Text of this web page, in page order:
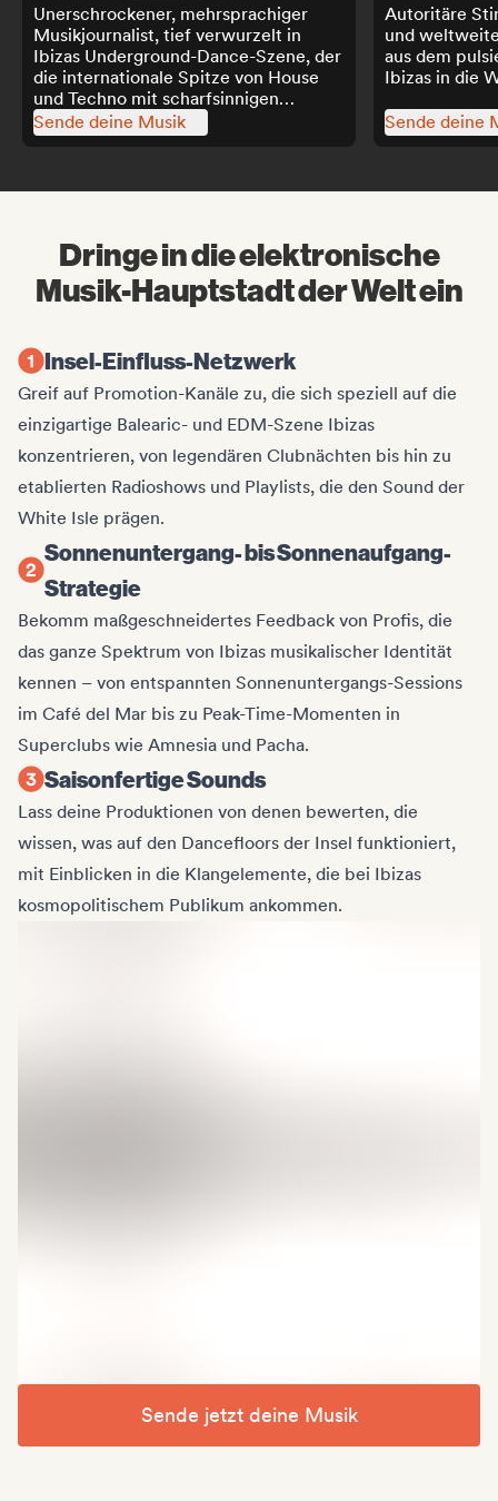
Unerschrockener, mehrsprachiger
Musikjournalist, tief verwurzelt in
Ibizas Underground-Dance-Szene, der
die internationale Spitze von House
und Techno mit scharfsinnigen
Reviews, Premieren und Radioshows
beleuchtet.
Sende deine Musik
Autoritäre
und
aus dem
Ibizas in die
Sende deine
Dringe in die elektronische
Musik-Hauptstadt der Welt ein
Insel-Einfluss-Netzwerk
Greif auf Promotion-Kanäle zu, die sich speziell auf die
einzigartige Balearic- und EDM-Szene Ibizas
konzentrieren, von legendären Clubnächten bis hin zu
etablierten Radioshows und Playlists, die den Sound der
White Isle prägen.
Sonnenuntergang- bis Sonnenaufgang-
Strategie
Bekomm maßgeschneidertes Feedback von Profis, die
das ganze Spektrum von Ibizas musikalischer Identität
kennen – von entspannten Sonnenuntergangs-Sessions
im Café del Mar bis zu Peak-Time-Momenten in
Superclubs wie Amnesia und Pacha.
Saisonfertige Sounds
Lass deine Produktionen von denen bewerten, die
wissen, was auf den Dancefloors der Insel funktioniert,
mit Einblicken in die Klangelemente, die bei Ibizas
kosmopolitischem Publikum ankommen.
Sende jetzt deine Musik